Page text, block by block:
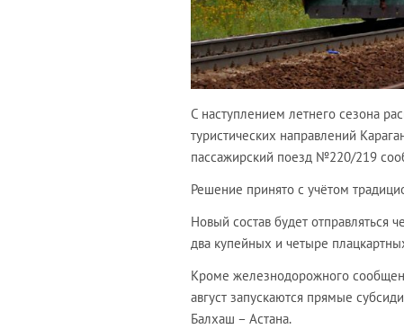
С наступлением летнего сезона
туристических направлений
пассажирский поезд №220/219
Решение принято с учётом
Новый состав будет отправляться
два купейных и четыре
Кроме железнодорожного
август запускаются прямые
Балхаш – Астана.